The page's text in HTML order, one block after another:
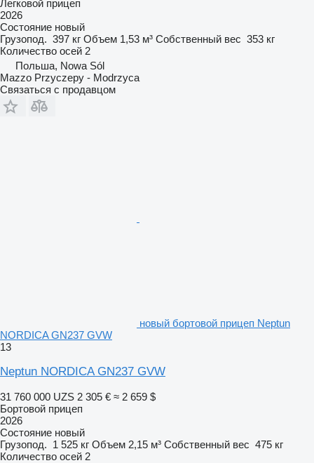
Легковой прицеп
2026
Состояние новый
Грузопод. 397 кг Объем 1,53 м³ Собственный вес 353 кг
Количество осей 2
Польша, Nowa Sól
Mazzo Przyczepy - Modrzyca
Связаться с продавцом
новый бортовой прицеп Neptun
NORDICA GN237 GVW
13
Neptun NORDICA GN237 GVW
31 760 000 UZS 2 305 € ≈ 2 659 $
Бортовой прицеп
2026
Состояние новый
Грузопод. 1 525 кг Объем 2,15 м³ Собственный вес 475 кг
Количество осей 2